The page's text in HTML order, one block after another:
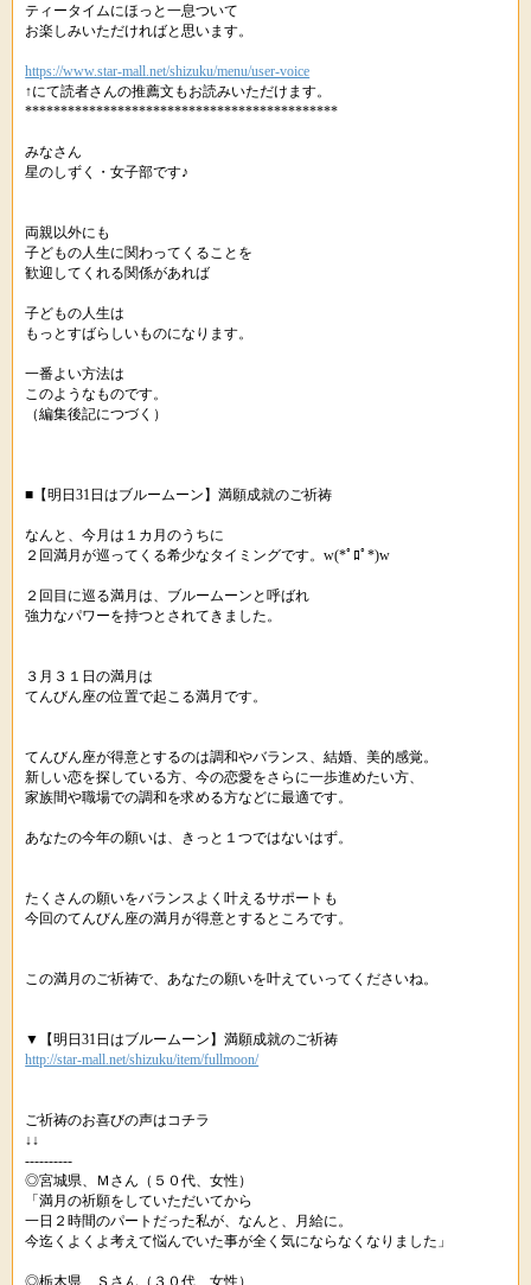
ティータイムにほっと一息ついて
お楽しみいただければと思います。
https://www.star-mall.net/shizuku/menu/user-voice
↑にて読者さんの推薦文もお読みいただけます。
********************************************
みなさん
星のしずく・女子部です♪
両親以外にも
子どもの人生に関わってくることを
歓迎してくれる関係があれば
子どもの人生は
もっとすばらしいものになります。
一番よい方法は
このようなものです。
（編集後記につづく）
■【明日31日はブルームーン】満願成就のご祈祷
なんと、今月は１カ月のうちに
２回満月が巡ってくる希少なタイミングです。w(*ﾟﾛﾟ*)w
２回目に巡る満月は、ブルームーンと呼ばれ
強力なパワーを持つとされてきました。
３月３１日の満月は
てんびん座の位置で起こる満月です。
てんびん座が得意とするのは調和やバランス、結婚、美的感覚。
新しい恋を探している方、今の恋愛をさらに一歩進めたい方、
家族間や職場での調和を求める方などに最適です。
あなたの今年の願いは、きっと１つではないはず。
たくさんの願いをバランスよく叶えるサポートも
今回のてんびん座の満月が得意とするところです。
この満月のご祈祷で、あなたの願いを叶えていってくださいね。
▼【明日31日はブルームーン】満願成就のご祈祷
http://star-mall.net/shizuku/item/fullmoon/
ご祈祷のお喜びの声はコチラ
↓↓
----------
◎宮城県、Ｍさん（５０代、女性）
「満月の祈願をしていただいてから
一日２時間のパートだった私が、なんと、月給に。
今迄くよくよ考えて悩んでいた事が全く気にならなくなりました」
◎栃木県、Ｓさん（３０代、女性）